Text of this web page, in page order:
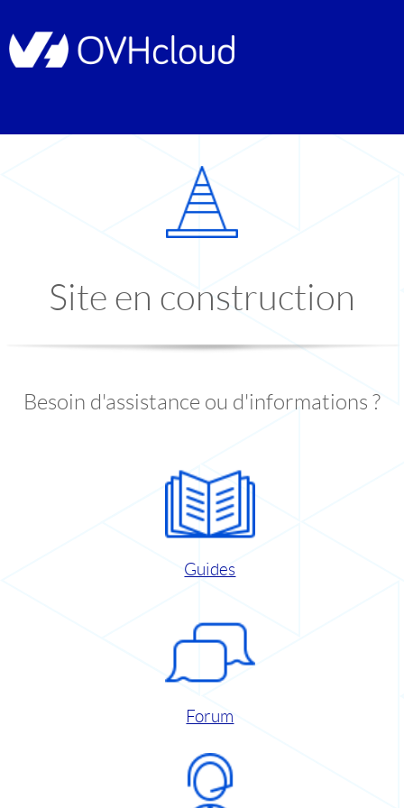
Site en construction
Besoin d'assistance ou d'informations ?
Guides
Forum